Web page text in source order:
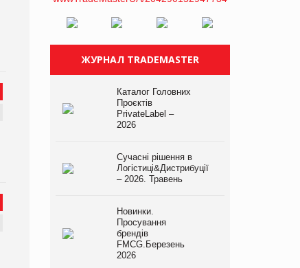
ЖУРНАЛ TRADEMASTER
Каталог Головних
Проєктів
PrivateLabel –
2026
Сучасні рішення в
Логістиці&Дистрибуції
– 2026. Травень
Новинки.
Просування
брендів
FMCG.Березень
2026